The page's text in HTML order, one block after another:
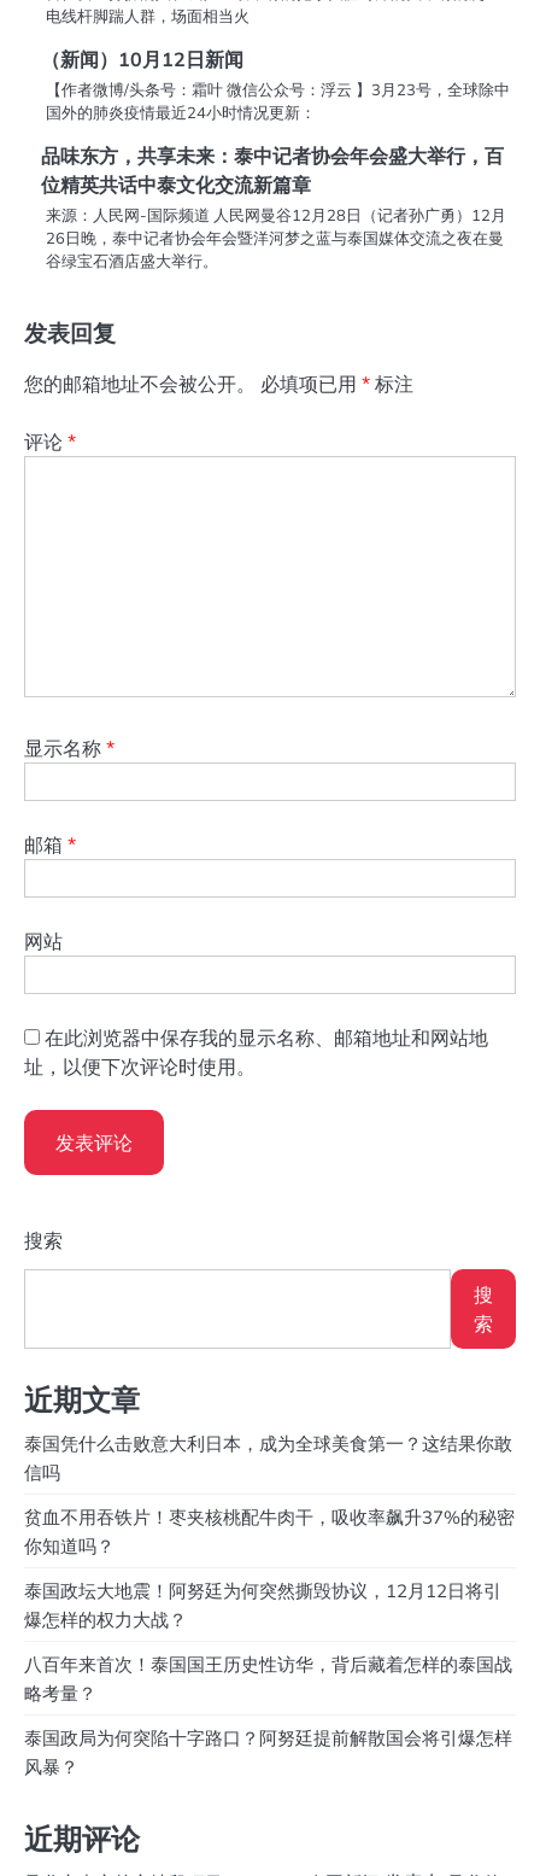
电线杆脚踹人群，场面相当火
（新闻）10月12日新闻
【作者微博/头条号：霜叶 微信公众号：浮云 】3月23号，全球除中
国外的肺炎疫情最近24小时情况更新：
品味东方，共享未来：泰中记者协会年会盛大举行，百
位精英共话中泰文化交流新篇章
来源：人民网-国际频道 人民网曼谷12月28日（记者孙广勇）12月
26日晚，泰中记者协会年会暨洋河梦之蓝与泰国媒体交流之夜在曼
谷绿宝石酒店盛大举行。
发表回复
您的邮箱地址不会被公开。 必填项已用 * 标注
评论 *
显示名称 *
邮箱 *
网站
在此浏览器中保存我的显示名称、邮箱地址和网站地
址，以便下次评论时使用。
搜索
搜
索
近期文章
泰国凭什么击败意大利日本，成为全球美食第一？这结果你敢
信吗
贫血不用吞铁片！枣夹核桃配牛肉干，吸收率飙升37%的秘密
你知道吗？
泰国政坛大地震！阿努廷为何突然撕毁协议，12月12日将引
爆怎样的权力大战？
八百年来首次！泰国国王历史性访华，背后藏着怎样的泰国战
略考量？
泰国政局为何突陷十字路口？阿努廷提前解散国会将引爆怎样
风暴？
近期评论